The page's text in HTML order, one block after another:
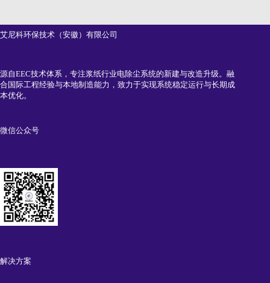
艾尼科环保技术（安徽）有限公司
源自EEC技术体系，专注浆纸行业电除尘系统的新建与改造升级。融
合国际工程经验与本地制造能力，致力于实现系统稳定运行与长期成
本优化。
微信公众号
解决方案